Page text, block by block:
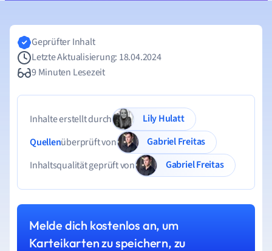
Geprüfter Inhalt
Letzte Aktualisierung: 18.04.2024
9 Minuten Lesezeit
Inhalte erstellt durch
Lily Hulatt
Quellenüberprüft von
Gabriel Freitas
Inhaltsqualität geprüft von
Gabriel Freitas
Melde dich kostenlos an, um
Karteikarten zu speichern, zu